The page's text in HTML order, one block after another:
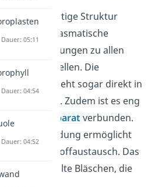
seine netzartige Struktur
das endoplasmatische
Verbindungen zu allen
Zellorganellen. Die
des ER geht sogar direkt in
über. Zudem ist es eng
Golgi-Apparatverbunden.
enge Verbindung ermöglicht
ständigen Stoffaustausch. Das
über gefüllte Bläschen, die
05:11
04:54
04:52